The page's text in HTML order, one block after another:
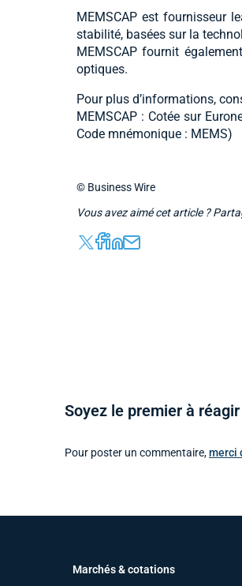
MEMSCAP est fournisseur
stabilité, basées sur la
MEMSCAP fournit
optiques.
Pour plus d’informations,
MEMSCAP : Cotée sur
Code mnémonique : MEMS)
© Business Wire
Vous avez aimé cet article ?
Soyez le premier à
Pour poster un commentaire,merci
Marchés & cotations